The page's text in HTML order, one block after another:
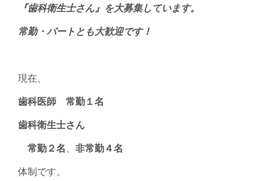
『歯科衛生士さん』を大募集しています。
常勤・パートとも大歓迎です！
現在、
歯科医師 常勤１名
歯科衛生士さん
常勤２名 、 非常勤４名
体制です。